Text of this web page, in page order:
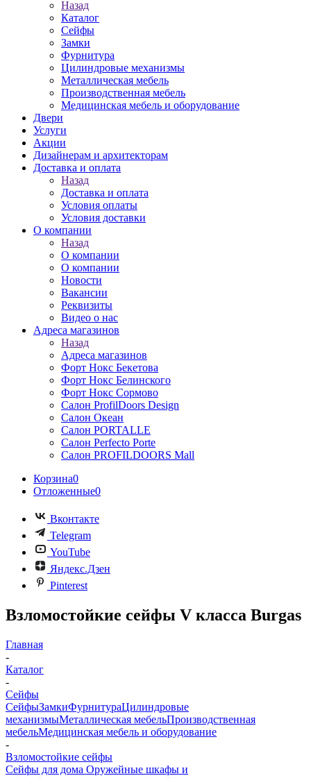
Назад
Каталог
Сейфы
Замки
Фурнитура
Цилиндровые механизмы
Металлическая мебель
Производственная мебель
Медицинская мебель и оборудование
Двери
Услуги
Акции
Дизайнерам и архитекторам
Доставка и оплата
Назад
Доставка и оплата
Условия оплаты
Условия доставки
О компании
Назад
О компании
О компании
Новости
Вакансии
Реквизиты
Видео о нас
Адреса магазинов
Назад
Адреса магазинов
Форт Нокс Бекетова
Форт Нокс Белинского
Форт Нокс Сормово
Салон ProfilDoors Design
Салон Океан
Салон PORTALLE
Салон Perfecto Portе
Салон PROFILDOORS Mall
Корзина0
Отложенные0
Вконтакте
Telegram
YouTube
Яндекс.Дзен
Pinterest
Взломостойкие сейфы V класса Burgas
Главная
-
Каталог
-
Сейфы
СейфыЗамкиФурнитураЦилиндровые
механизмыМеталлическая мебельПроизводственная
мебельМедицинская мебель и оборудование
-
Взломостойкие сейфы
Сейфы для дома Оружейные шкафы и